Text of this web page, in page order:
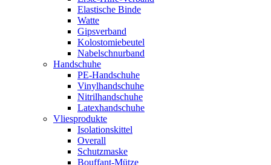
Elastische Binde
Watte
Gipsverband
Kolostomiebeutel
Nabelschnurband
Handschuhe
PE-Handschuhe
Vinylhandschuhe
Nitrilhandschuhe
Latexhandschuhe
Vliesprodukte
Isolationskittel
Overall
Schutzmaske
Bouffant-Mütze